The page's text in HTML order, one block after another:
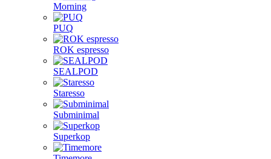
Morning
PUQ
ROK espresso
SEALPOD
Staresso
Subminimal
Superkop